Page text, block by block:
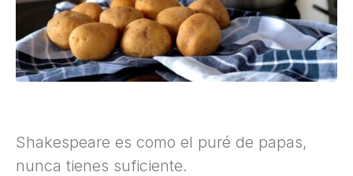
Shakespeare es como el puré de papas,
nunca tienes suficiente.